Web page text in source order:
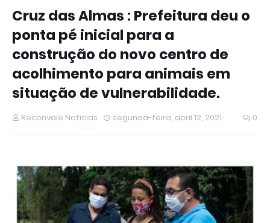
Cruz das Almas : Prefeitura deu o
ponta pé inicial para a
construção do novo centro de
acolhimento para animais em
situação de vulnerabilidade.
Reconvale Noticias segunda-feira, abril 12, 2021 0